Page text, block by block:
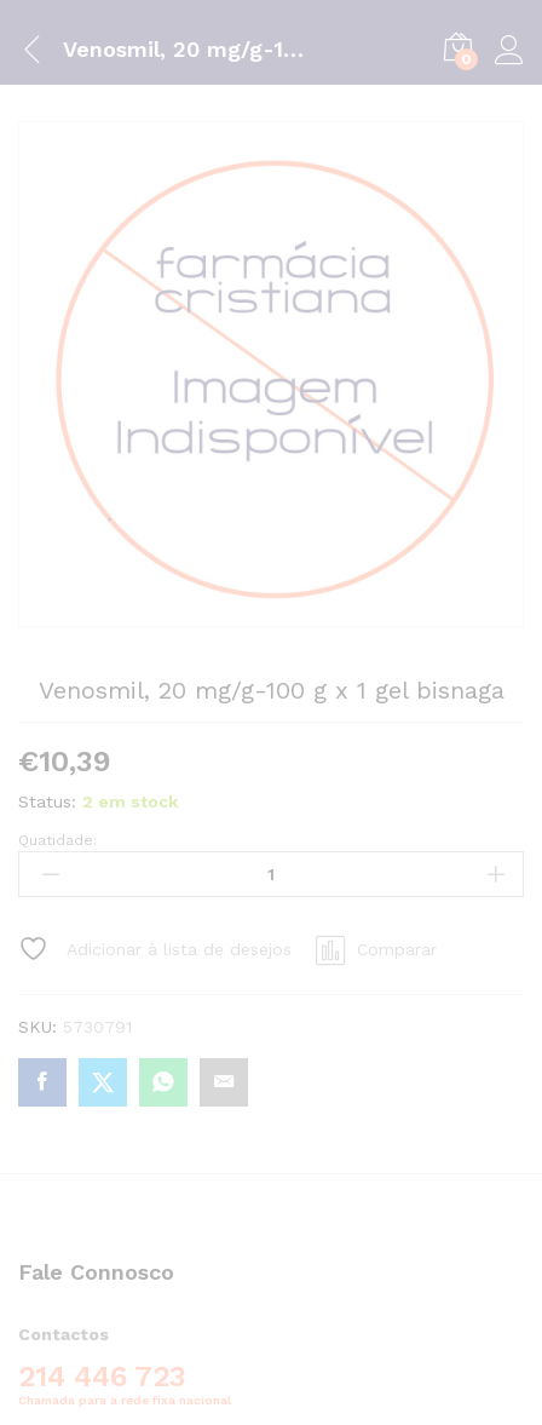
Venosmil, 20 mg/g-100 g x 1 gel bisnaga 0
Venosmil, 20 mg/g-100 g x 1 gel bisnaga
€10,39
Status: 2 em stock
Venosmil,
g
gel
bisnaga
quantity
Quatidade:
Adicionar à lista de desejos Comparar
SKU: 5730791
Fale Connosco
Contactos
214 446 723
Chamada para a rede fixa nacional